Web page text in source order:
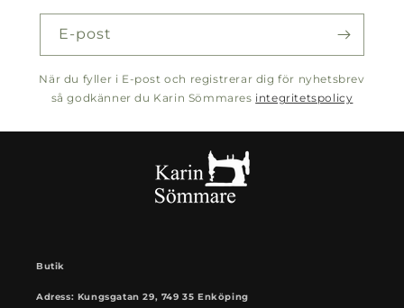
E-post
När du fyller i E-post och registrerar dig för nyhetsbrev
så godkänner du Karin Sömmares integritetspolicy
Butik
Adress: Kungsgatan 29, 749 35 Enköping